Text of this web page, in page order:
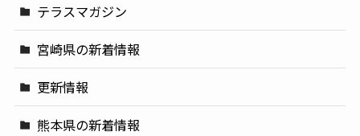
テラスマガジン
宮崎県の新着情報
更新情報
熊本県の新着情報